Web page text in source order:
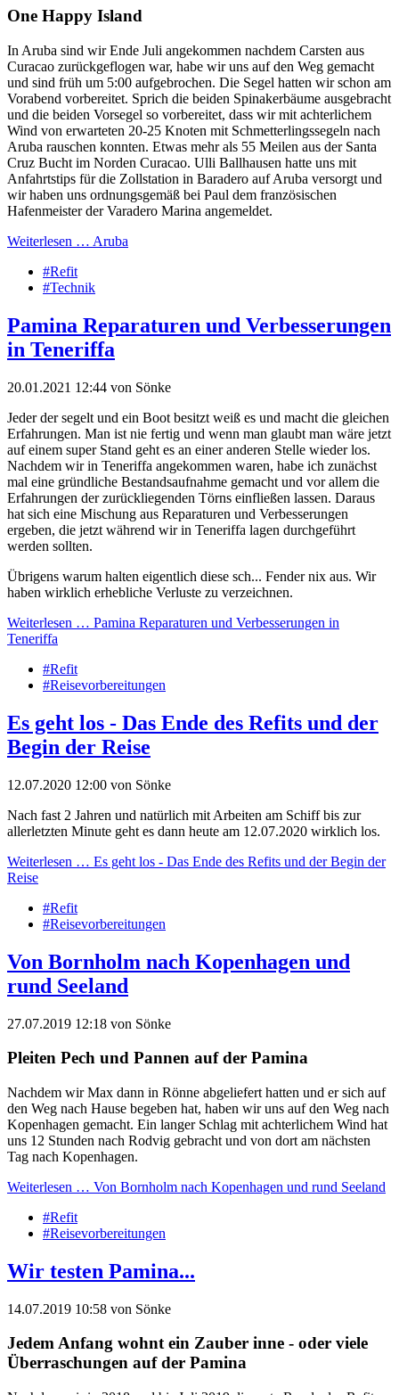
One Happy Island
In Aruba sind wir Ende Juli angekommen nachdem Carsten aus
Curacao zurückgeflogen war, habe wir uns auf den Weg gemacht
und sind früh um 5:00 aufgebrochen. Die Segel hatten wir schon am
Vorabend vorbereitet. Sprich die beiden Spinakerbäume ausgebracht
und die beiden Vorsegel so vorbereitet, dass wir mit achterlichem
Wind von erwarteten 20-25 Knoten mit Schmetterlingssegeln nach
Aruba rauschen konnten. Etwas mehr als 55 Meilen aus der Santa
Cruz Bucht im Norden Curacao. Ulli Ballhausen hatte uns mit
Anfahrtstips für die Zollstation in Baradero auf Aruba versorgt und
wir haben uns ordnungsgemäß bei Paul dem französischen
Hafenmeister der Varadero Marina angemeldet.
Weiterlesen … Aruba
#Refit
#Technik
Pamina Reparaturen und Verbesserungen
in Teneriffa
20.01.2021 12:44 von Sönke
Jeder der segelt und ein Boot besitzt weiß es und macht die gleichen
Erfahrungen. Man ist nie fertig und wenn man glaubt man wäre jetzt
auf einem super Stand geht es an einer anderen Stelle wieder los.
Nachdem wir in Teneriffa angekommen waren, habe ich zunächst
mal eine gründliche Bestandsaufnahme gemacht und vor allem die
Erfahrungen der zurückliegenden Törns einfließen lassen. Daraus
hat sich eine Mischung aus Reparaturen und Verbesserungen
ergeben, die jetzt während wir in Teneriffa lagen durchgeführt
werden sollten.
Übrigens warum halten eigentlich diese sch... Fender nix aus. Wir
haben wirklich erhebliche Verluste zu verzeichnen.
Weiterlesen … Pamina Reparaturen und Verbesserungen in
Teneriffa
#Refit
#Reisevorbereitungen
Es geht los - Das Ende des Refits und der
Begin der Reise
12.07.2020 12:00 von Sönke
Nach fast 2 Jahren und natürlich mit Arbeiten am Schiff bis zur
allerletzten Minute geht es dann heute am 12.07.2020 wirklich los.
Weiterlesen … Es geht los - Das Ende des Refits und der Begin der
Reise
#Refit
#Reisevorbereitungen
Von Bornholm nach Kopenhagen und
rund Seeland
27.07.2019 12:18 von Sönke
Pleiten Pech und Pannen auf der Pamina
Nachdem wir Max dann in Rönne abgeliefert hatten und er sich auf
den Weg nach Hause begeben hat, haben wir uns auf den Weg nach
Kopenhagen gemacht. Ein langer Schlag mit achterlichem Wind hat
uns 12 Stunden nach Rodvig gebracht und von dort am nächsten
Tag nach Kopenhagen.
Weiterlesen … Von Bornholm nach Kopenhagen und rund Seeland
#Refit
#Reisevorbereitungen
Wir testen Pamina...
14.07.2019 10:58 von Sönke
Jedem Anfang wohnt ein Zauber inne - oder viele
Überraschungen auf der Pamina